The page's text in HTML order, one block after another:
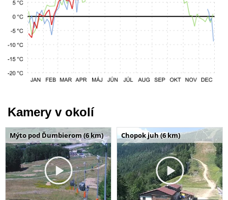
Kamery v okolí
Mýto pod Ďumbierom (6 km) Chopok juh (6 km)